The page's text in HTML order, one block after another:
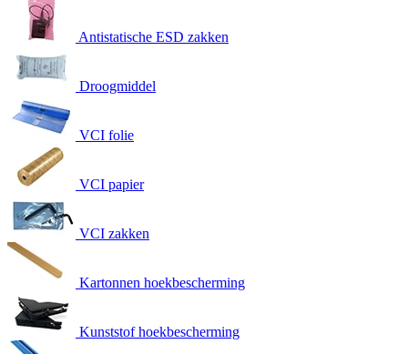
Antistatische ESD zakken
Droogmiddel
VCI folie
VCI papier
VCI zakken
Kartonnen hoekbescherming
Kunststof hoekbescherming